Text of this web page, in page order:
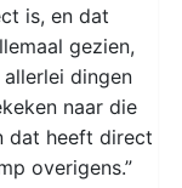
is, en dat
gezien,
dingen
naar die
dat heeft direct
overigens.”